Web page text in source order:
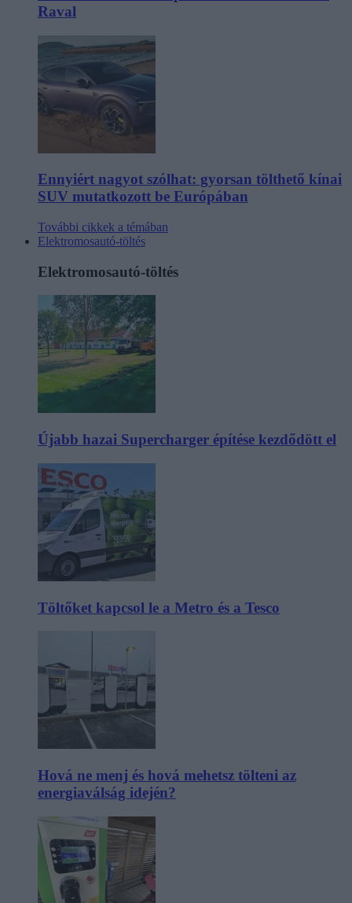
Raval
Ennyiért nagyot szólhat: gyorsan tölthető kínai
SUV mutatkozott be Európában
További cikkek a témában
Elektromosautó-töltés
Elektromosautó-töltés
Újabb hazai Supercharger építése kezdődött el
Töltőket kapcsol le a Metro és a Tesco
Hová ne menj és hová mehetsz tölteni az
energiaválság idején?